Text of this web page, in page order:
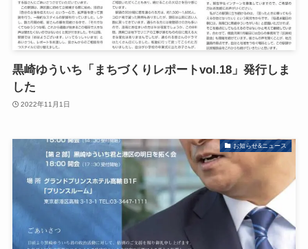
黒崎ゆういち「まちづくりレポートvol.18」発行しま
した
2022年11月1日
お知らせ&ニュース